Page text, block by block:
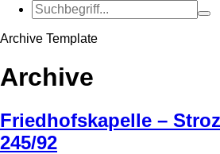
Archive Template
Archive
Friedhofskapelle –
245/92